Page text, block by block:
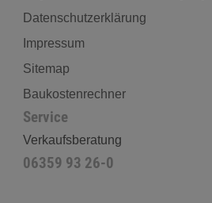
Datenschutzerklärung
Impressum
Sitemap
Baukostenrechner
Service
Verkaufsberatung
06359 93 26-0